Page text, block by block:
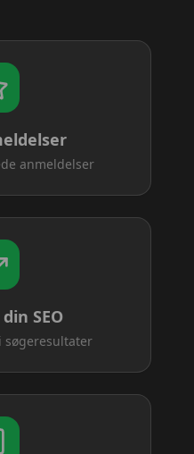
anmeldelser
SEO
søgeresultater